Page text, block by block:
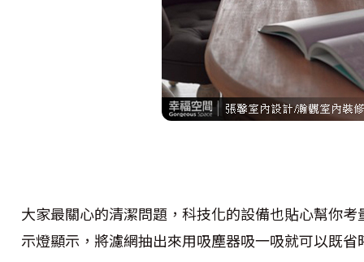
大家最關心的清潔問題，科技化的設備也貼心幫你
示燈顯示，將濾網抽出來用吸塵器吸一吸就可以既省